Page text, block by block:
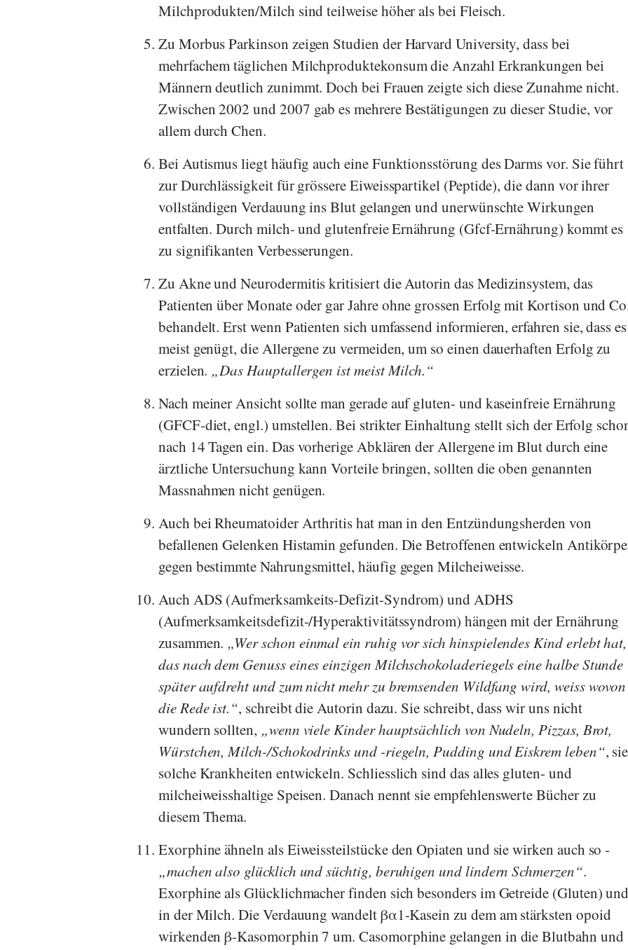
Milchprodukten/Milch sind teilweise höher als bei Fleisch.
Zu Morbus Parkinson zeigen Studien derHarvard University, dass bei
mehrfachem täglichen Milchproduktekonsum die Anzahl Erkrankungen bei
Männern deutlich zunimmt. Doch bei Frauen zeigte sich diese Zunahme nicht.
Zwischen 2002 und 2007 gab es mehrere Bestätigungen zu dieser Studie, vor
allem durchChen.
Bei Autismus liegt häufig auch eine Funktionsstörung des Darms vor. Sie führt
zur Durchlässigkeit für grössere Eiweisspartikel (Peptide), die dann vor ihrer
vollständigen Verdauung ins Blut gelangen und unerwünschte Wirkungen
entfalten. Durch milch- und glutenfreie Ernährung (Gfcf-Ernährung) kommt es
zu signifikanten Verbesserungen.
Zu Akne und Neurodermitis kritisiert die Autorin das Medizinsystem, das
Patienten über Monate oder gar Jahre ohne grossen Erfolg mit Kortison und
behandelt. Erst wenn Patienten sich umfassend informieren, erfahren sie, dass es
meist genügt, die Allergene zu vermeiden, um so einen dauerhaften Erfolg zu
erzielen.
Das Hauptallergen ist meist Milch.
Nach meiner Ansicht sollte man gerade auf gluten- und kaseinfreie Ernährung
(GFCF-diet, engl.) umstellen. Bei strikter Einhaltung stellt sich der Erfolg
nach 14 Tagen ein. Das vorherige Abklären der Allergene im Blut durch eine
ärztliche Untersuchung kann Vorteile bringen, sollten die oben genannten
Massnahmen nicht genügen.
Auch bei Rheumatoider Arthritis hat man in den Entzündungsherden von
befallenen Gelenken Histamin gefunden. Die Betroffenen entwickeln
gegen bestimmte Nahrungsmittel, häufig gegen Milcheiweisse.
Auch ADS (Aufmerksamkeits-Defizit-Syndrom) und ADHS
(Aufmerksamkeitsdefizit-/Hyperaktivitätssyndrom) hängen mit der Ernährung
zusammen.
Wer schon einmal ein ruhig vor sich hinspielendes Kind erlebt hat,
das nach dem Genuss eines einzigen Milchschokoladeriegels eine halbe Stunde
später aufdreht und zum nicht mehr zu bremsenden Wildfang wird, weiss wovon
die Rede ist. , schreibt die Autorin dazu. Sie schreibt, dass wir uns nicht
wundern sollten,
wenn viele Kinder hauptsächlich von Nudeln, Pizzas, Brot,
Würstchen, Milch-/Schokodrinks und -riegeln, Pudding und Eiskrem leben , sie
solche Krankheiten entwickeln. Schliesslich sind das alles gluten- und
milcheiweisshaltige Speisen. Danach nennt sie empfehlenswerte Bücher zu
diesem Thema.
Exorphine ähneln als Eiweissteilstücke den Opiaten und sie wirken auch so -
machen also glücklich und süchtig, beruhigen und lindern Schmerzen .
Exorphine als Glücklichmacher finden sich besonders im Getreide (Gluten)
in der Milch. Die Verdauung wandelt βα1-Kasein zu dem am stärksten opoid
wirkenden β-Kasomorphin 7 um. Casomorphine gelangen in die Blutbahn und